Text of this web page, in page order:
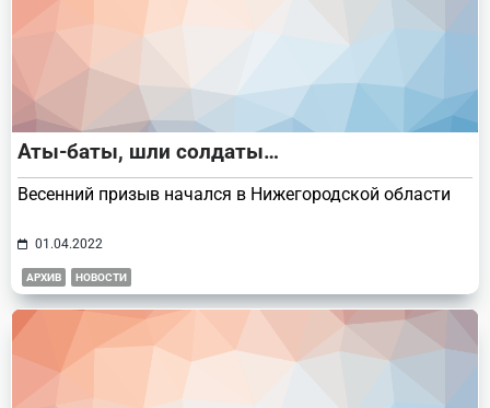
Аты-баты, шли солдаты…
Весенний призыв начался в Нижегородской области
01.04.2022
АРХИВ НОВОСТИ